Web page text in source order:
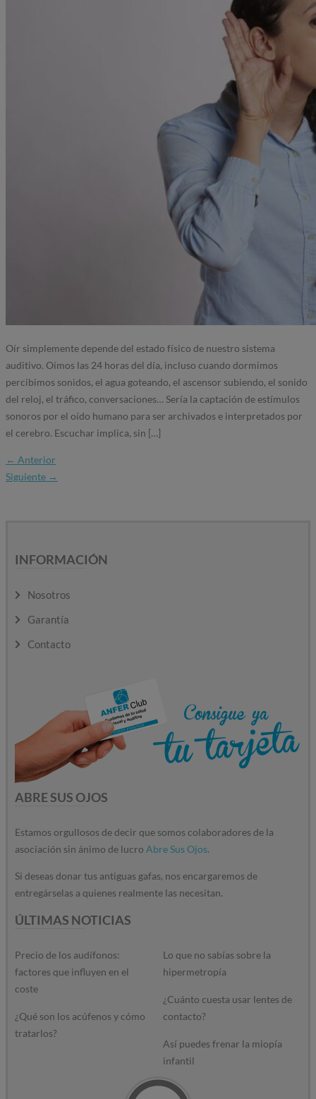
Oír simplemente depende del estado físico de nuestro sistema
auditivo. Oímos las 24 horas del día, incluso cuando dormimos
percibimos sonidos, el agua goteando, el ascensor subiendo, el sonido
del reloj, el tráfico, conversaciones… Sería la captación de estímulos
sonoros por el oído humano para ser archivados e interpretados por
el cerebro. Escuchar implica, sin […]
← Anterior
Siguiente →
INFORMACIÓN
Nosotros
Garantía
Contacto
ABRE SUS OJOS
Estamos orgullosos de decir que somos colaboradores de la
asociación sin ánimo de lucro Abre Sus Ojos.
Si deseas donar tus antiguas gafas, nos encargaremos de
entregárselas a quienes realmente las necesitan.
ÚLTIMAS NOTICIAS
Precio de los audífonos:
factores que influyen en el
coste
Lo que no sabías sobre la
hipermetropía
¿Cuánto cuesta usar lentes de
contacto?
¿Qué son los acúfenos y cómo
tratarlos?
Así puedes frenar la miopía
infantil